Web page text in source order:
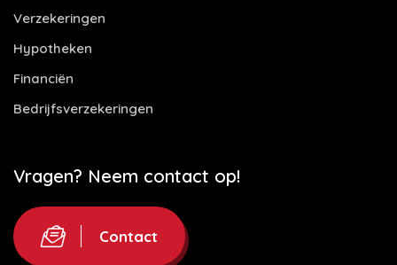
Verzekeringen
Hypotheken
Financiën
Bedrijfsverzekeringen
Vragen? Neem contact op!
Contact